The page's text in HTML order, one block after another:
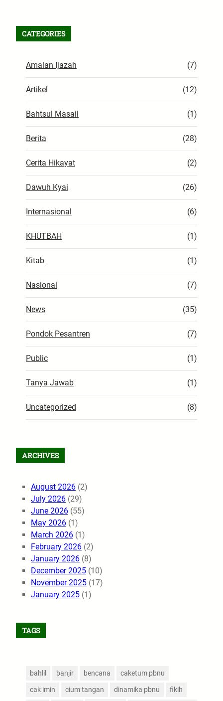
CATEGORIES
Amalan Ijazah (7)
Artikel (12)
Bahtsul Masail (1)
Berita (28)
Cerita Hikayat (2)
Dawuh Kyai (26)
Internasional (6)
KHUTBAH (1)
Kitab (1)
Nasional (7)
News (35)
Pondok Pesantren (7)
Public (1)
Tanya Jawab (1)
Uncategorized (8)
ARCHIVES
August 2026 (2)
July 2026 (29)
June 2026 (55)
May 2026 (1)
March 2026 (1)
February 2026 (2)
January 2026 (8)
December 2025 (10)
November 2025 (17)
January 2025 (1)
TAGS
bahlil banjir bencana caketum pbnu
cak imin cium tangan dinamika pbnu fikih